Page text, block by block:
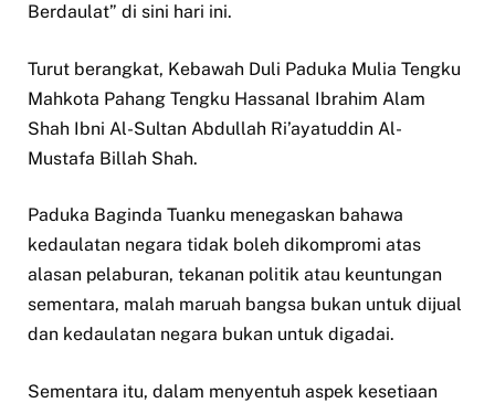
Berdaulat” di sini hari ini.
Turut berangkat, Kebawah Duli Paduka Mulia Tengku
Mahkota Pahang Tengku Hassanal Ibrahim Alam
Shah Ibni Al-Sultan Abdullah Ri’ayatuddin Al-
Mustafa Billah Shah.
Paduka Baginda Tuanku menegaskan bahawa
kedaulatan negara tidak boleh dikompromi atas
alasan pelaburan, tekanan politik atau keuntungan
sementara, malah maruah bangsa bukan untuk dijual
dan kedaulatan negara bukan untuk digadai.
Sementara itu, dalam menyentuh aspek kesetiaan